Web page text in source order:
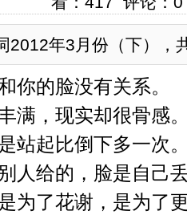
2012年3月份（下），
你的脸没有关系。
满，现实却很骨感
站起比倒下多一次
人给的，脸是自己
为了花谢，是为了